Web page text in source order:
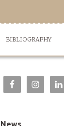
BIBLIOGRAPHY
News